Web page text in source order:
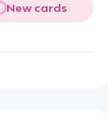
New cards